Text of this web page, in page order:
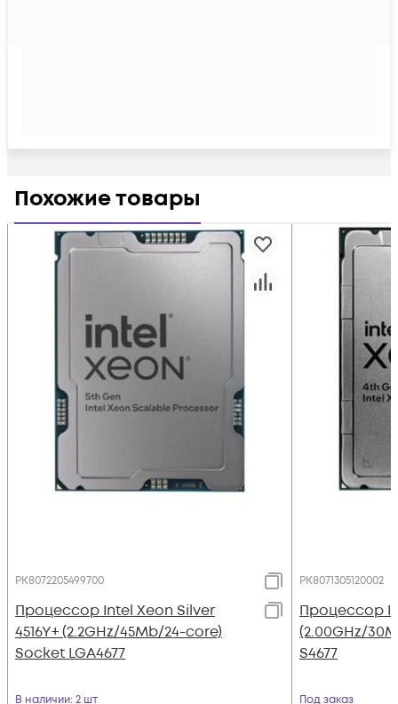
Похожие товары
PK8072205499700
Процессор Intel Xeon Silver
4516Y+ (2.2GHz/45Mb/24-core)
Socket LGA4677
В наличии: 2 шт
PK8071305120002
Процессор
(2.00GHz/
S4677
Под заказ